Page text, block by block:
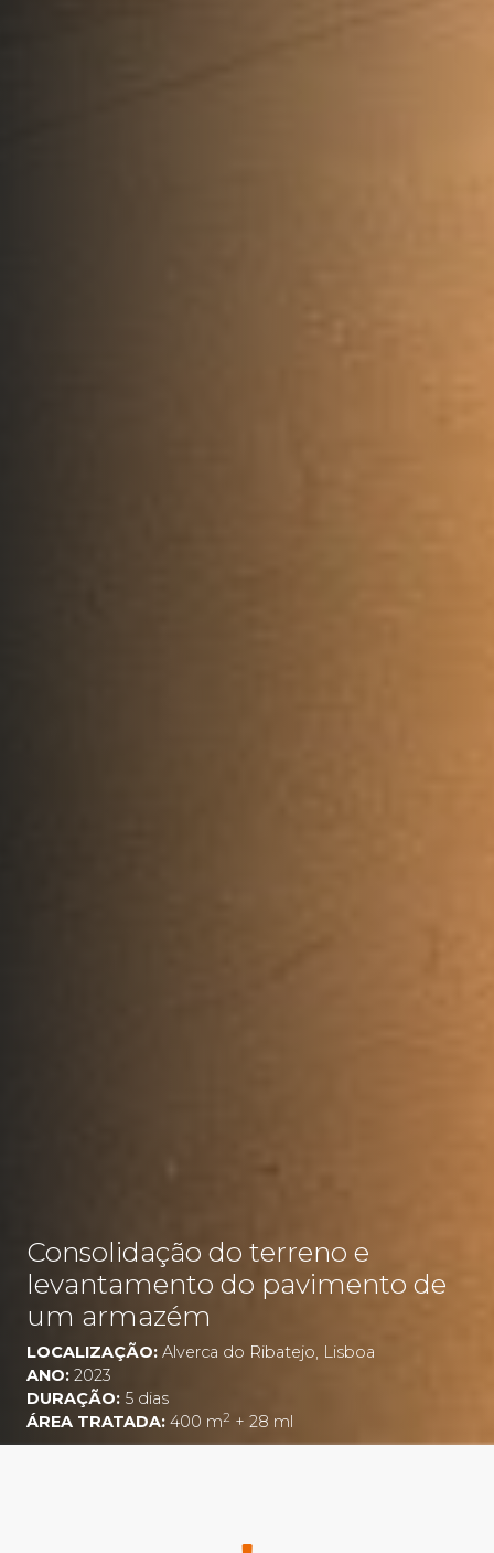
Consolidação do terreno e
levantamento do pavimento de
um armazém
LOCALIZAÇÃO: Alverca do Ribatejo, Lisboa
ANO: 2023
DURAÇÃO: 5 dias
ÁREA TRATADA: 400 m2 + 28 ml